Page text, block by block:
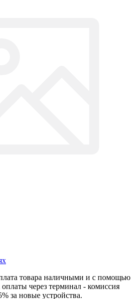
товара наличными и с помощью
через терминал - комиссия
за новые устройства.